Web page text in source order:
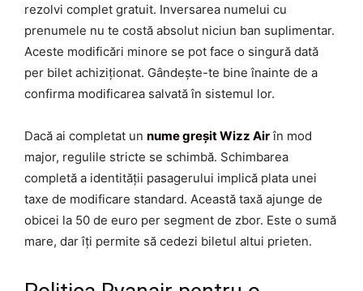
rezolvi complet gratuit. Inversarea numelui cu
prenumele nu te costă absolut niciun ban suplimentar.
Aceste modificări minore se pot face o singură dată
per bilet achiziționat. Gândește-te bine înainte de a
confirma modificarea salvată în sistemul lor.
Dacă ai completat un nume greșit Wizz Airîn mod
major, regulile stricte se schimbă. Schimbarea
completă a identității pasagerului implică plata unei
taxe de modificare standard. Această taxă ajunge de
obicei la 50 de euro per segment de zbor. Este o sumă
mare, dar îți permite să cedezi biletul altui prieten.